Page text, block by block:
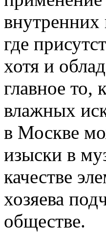
где
хотя и
главное то,
влажных
в Москве
изыски в
качестве
хозяева
обществе.